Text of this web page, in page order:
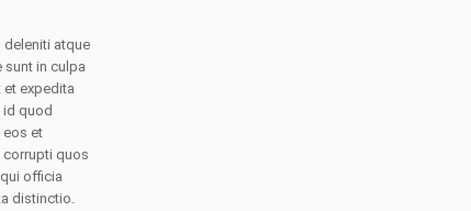
atque
in culpa
expedita
quod
eos et
quos
officia
distinctio.